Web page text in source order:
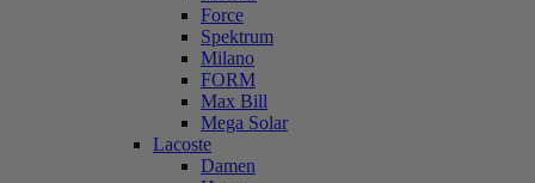
Force
Spektrum
Milano
FORM
Max Bill
Mega Solar
Lacoste
Damen